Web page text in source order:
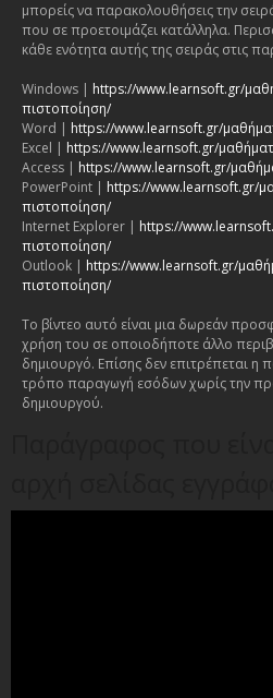
μπορείς να παρακολουθήσεις την
που σε προετοιμάζει κατάλληλα.
κάθε ενότητα αυτής της σειράς στις
Windows | https://www.learnsoft.gr/
πιστοποίηση/
Word | https://www.learnsoft.gr/
Excel | https://www.learnsoft.gr/
Access | https://www.learnsoft.gr/
PowerPoint | https://www.learnsoft.gr/
πιστοποίηση/
Internet Explorer | https://
πιστοποίηση/
Outlook | https://www.learnsoft.gr/
πιστοποίηση/
Το βίντεο αυτό είναι μια δωρεάν
χρήση του σε οποιοδήποτε άλλο
δημιουργό. Επίσης δεν επιτρέπεται
τρόπο παραγωγή εσόδων χωρίς την
δημιουργού.